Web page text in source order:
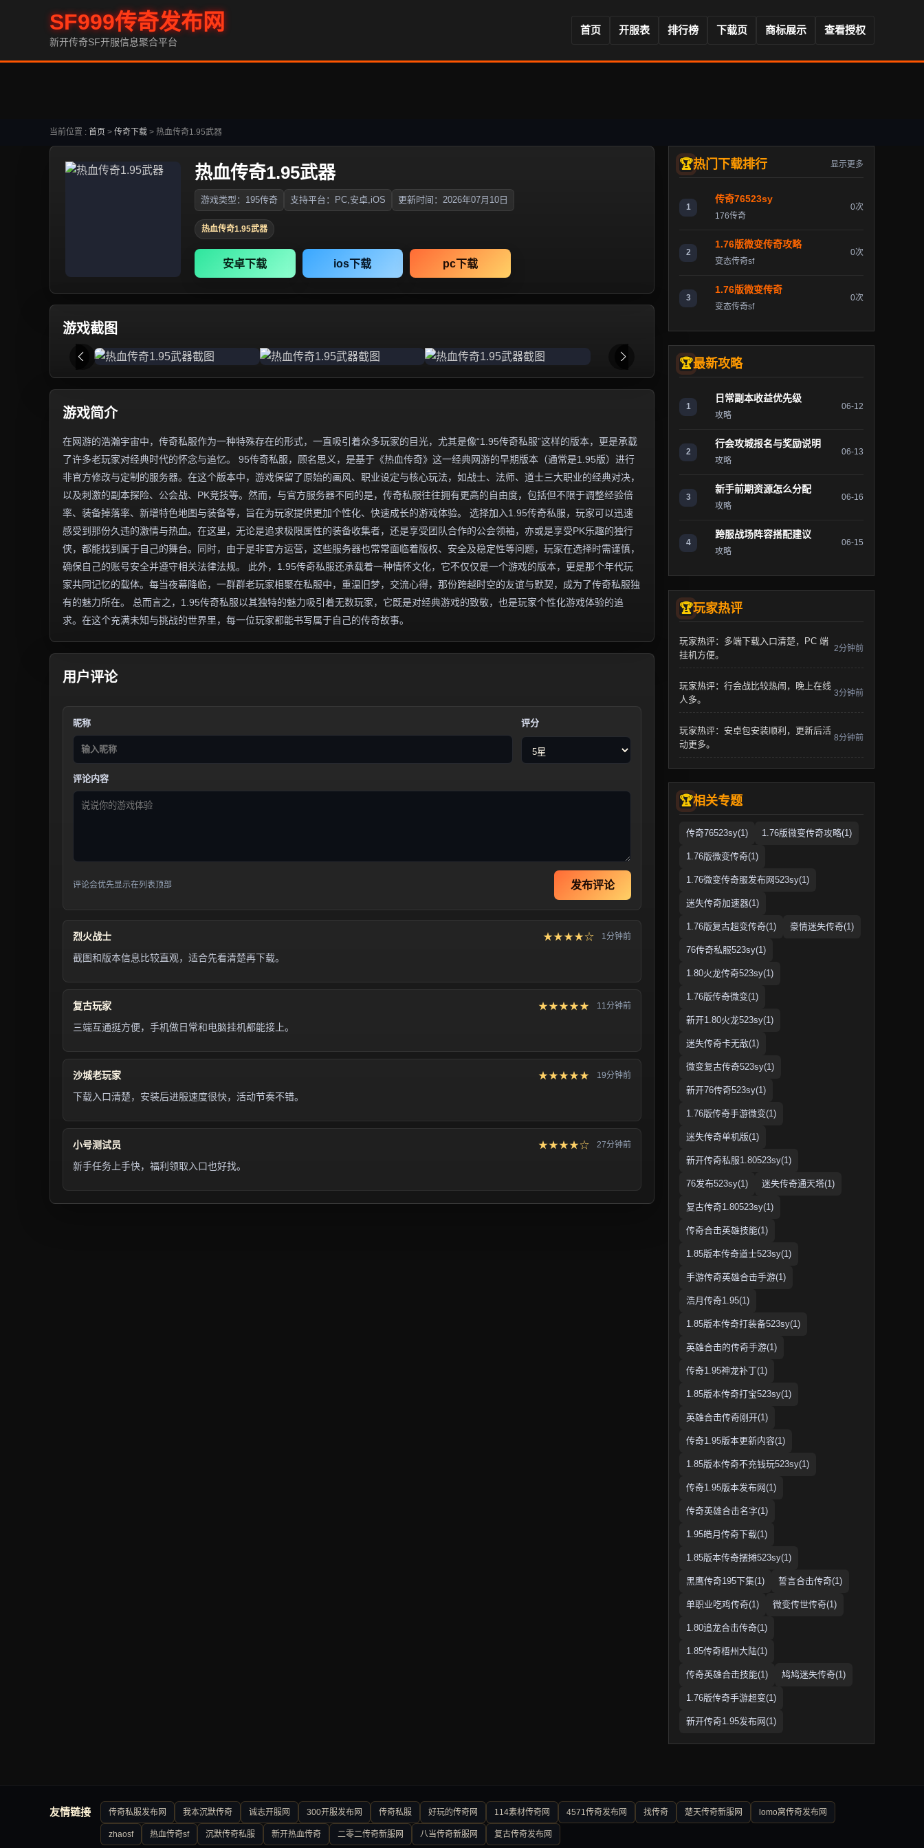
SF999传奇发布网
新开传奇SF开服信息聚合平台
首页 开服表 排行榜 下载页 商标展示 查看授权
当前位置 : 首页 > 传奇下载 > 热血传奇1.95武器
热血传奇1.95武器
游戏类型：195传奇 支持平台：PC,安卓,iOS 更新时间：2026年07月10日
热血传奇1.95武器
安卓下载 ios下载 pc下载
游戏截图
游戏简介
在网游的浩瀚宇宙中，传奇私服作为一种特殊存在的形式，一直吸引着众多玩家的目光，尤其是像“1.95传奇私服”这样的版本，更是承载
了许多老玩家对经典时代的怀念与追忆。 95传奇私服，顾名思义，是基于《热血传奇》这一经典网游的早期版本（通常是1.95版）进行
非官方修改与定制的服务器。在这个版本中，游戏保留了原始的画风、职业设定与核心玩法，如战士、法师、道士三大职业的经典对决，
以及刺激的副本探险、公会战、PK竞技等。然而，与官方服务器不同的是，传奇私服往往拥有更高的自由度，包括但不限于调整经验倍
率、装备掉落率、新增特色地图与装备等，旨在为玩家提供更加个性化、快速成长的游戏体验。 选择加入1.95传奇私服，玩家可以迅速
感受到那份久违的激情与热血。在这里，无论是追求极限属性的装备收集者，还是享受团队合作的公会领袖，亦或是享受PK乐趣的独行
侠，都能找到属于自己的舞台。同时，由于是非官方运营，这些服务器也常常面临着版权、安全及稳定性等问题，玩家在选择时需谨慎，
确保自己的账号安全并遵守相关法律法规。 此外，1.95传奇私服还承载着一种情怀文化，它不仅仅是一个游戏的版本，更是那个年代玩
家共同记忆的载体。每当夜幕降临，一群群老玩家相聚在私服中，重温旧梦，交流心得，那份跨越时空的友谊与默契，成为了传奇私服独
有的魅力所在。 总而言之，1.95传奇私服以其独特的魅力吸引着无数玩家，它既是对经典游戏的致敬，也是玩家个性化游戏体验的追
求。在这个充满未知与挑战的世界里，每一位玩家都能书写属于自己的传奇故事。
用户评论
昵称 评分
评论内容
评论会优先显示在列表顶部 发布评论
烈火战士 ★★★★☆ 1分钟前
截图和版本信息比较直观，适合先看清楚再下载。
复古玩家 ★★★★★ 11分钟前
三端互通挺方便，手机做日常和电脑挂机都能接上。
沙城老玩家 ★★★★★ 19分钟前
下载入口清楚，安装后进服速度很快，活动节奏不错。
小号测试员 ★★★★☆ 27分钟前
新手任务上手快，福利领取入口也好找。
热门下载排行 显示更多
1
传奇76523sy
176传奇
0次
2
1.76版微变传奇攻略
变态传奇sf
0次
3
1.76版微变传奇
变态传奇sf
0次
最新攻略
1
日常副本收益优先级
攻略
06-12
2
行会攻城报名与奖励说明
攻略
06-13
3
新手前期资源怎么分配
攻略
06-16
4
跨服战场阵容搭配建议
攻略
06-15
玩家热评
玩家热评：多端下载入口清楚，PC 端
挂机方便。
2分钟前
玩家热评：行会战比较热闹，晚上在线
人多。
3分钟前
玩家热评：安卓包安装顺利，更新后活
动更多。
8分钟前
相关专题
传奇76523sy(1) 1.76版微变传奇攻略(1)
1.76版微变传奇(1)
1.76微变传奇服发布网523sy(1)
迷失传奇加速器(1)
1.76版复古超变传奇(1) 豪情迷失传奇(1)
76传奇私服523sy(1)
1.80火龙传奇523sy(1)
1.76版传奇微变(1)
新开1.80火龙523sy(1)
迷失传奇卡无敌(1)
微变复古传奇523sy(1)
新开76传奇523sy(1)
1.76版传奇手游微变(1)
迷失传奇单机版(1)
新开传奇私服1.80523sy(1)
76发布523sy(1) 迷失传奇通天塔(1)
复古传奇1.80523sy(1)
传奇合击英雄技能(1)
1.85版本传奇道士523sy(1)
手游传奇英雄合击手游(1)
浩月传奇1.95(1)
1.85版本传奇打装备523sy(1)
英雄合击的传奇手游(1)
传奇1.95神龙补丁(1)
1.85版本传奇打宝523sy(1)
英雄合击传奇刚开(1)
传奇1.95版本更新内容(1)
1.85版本传奇不充钱玩523sy(1)
传奇1.95版本发布网(1)
传奇英雄合击名字(1)
1.95皓月传奇下载(1)
1.85版本传奇摆摊523sy(1)
黑鹰传奇195下集(1) 誓言合击传奇(1)
单职业吃鸡传奇(1) 微变传世传奇(1)
1.80追龙合击传奇(1)
1.85传奇梧州大陆(1)
传奇英雄合击技能(1) 鸠鸠迷失传奇(1)
1.76版传奇手游超变(1)
新开传奇1.95发布网(1)
友情链接 传奇私服发布网 我本沉默传奇 诚志开服网 300开服发布网 传奇私服 好玩的传奇网 114素材传奇网 4571传奇发布网 找传奇 楚天传奇新服网 lomo窝传奇发布网
zhaosf 热血传奇sf 沉默传奇私服 新开热血传奇 二零二传奇新服网 八当传奇新服网 复古传奇发布网